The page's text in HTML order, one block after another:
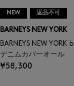
NEW 返品不可
BARNEYS NEW YORK
BARNEYS NEW
デニムカバーオール
¥58,300